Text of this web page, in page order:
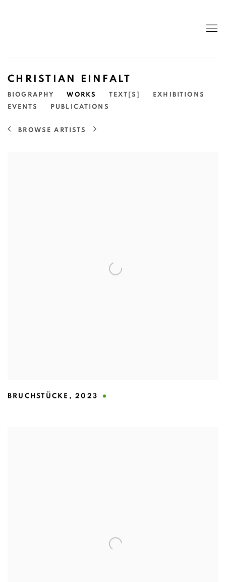
CHRISTIAN EINFALT
BIOGRAPHY WORKS TEXT[S]
EXHIBITIONS
EVENTS
PUBLICATIONS
BROWSE ARTISTS
BRUCHSTÜCKE ,2023